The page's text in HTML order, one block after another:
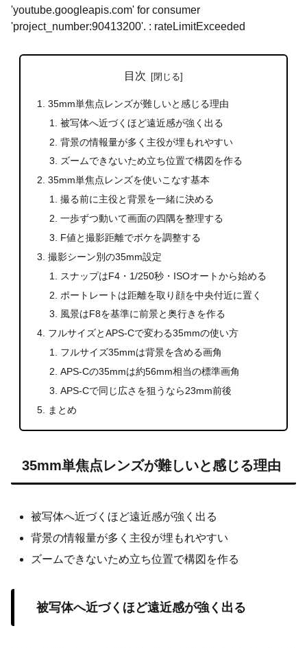
'youtube.googleapis.com' for consumer
'project_number:90413200'. : rateLimitExceeded
目次
35mm単焦点レンズが難しいと感じる理由
被写体へ近づくほど遠近感が強く出る
背景の情報量が多く主役が埋もれやすい
ズームできないため立ち位置で構図を作る
35mm単焦点レンズを使いこなす基本
撮る前に主役と背景を一緒に決める
一歩ずつ動いて画面の四隅を整理する
F値と撮影距離でボケを調整する
撮影シーン別の35mm設定
スナップはF4・1/250秒・ISOオートから始める
ポートレートは距離を取り顔を中央付近に置く
風景はF8を基準に前景と奥行きを作る
フルサイズとAPS-Cで変わる35mmの使い方
フルサイズ35mmは背景を含める画角
APS-Cの35mmは約56mm相当の標準画角
APS-Cで同じ広さを狙うなら23mm前後
まとめ
35mm単焦点レンズが難しいと感じる理由
被写体へ近づくほど遠近感が強く出る
背景の情報量が多く主役が埋もれやすい
ズームできないため立ち位置で構図を作る
被写体へ近づくほど遠近感が強く出る